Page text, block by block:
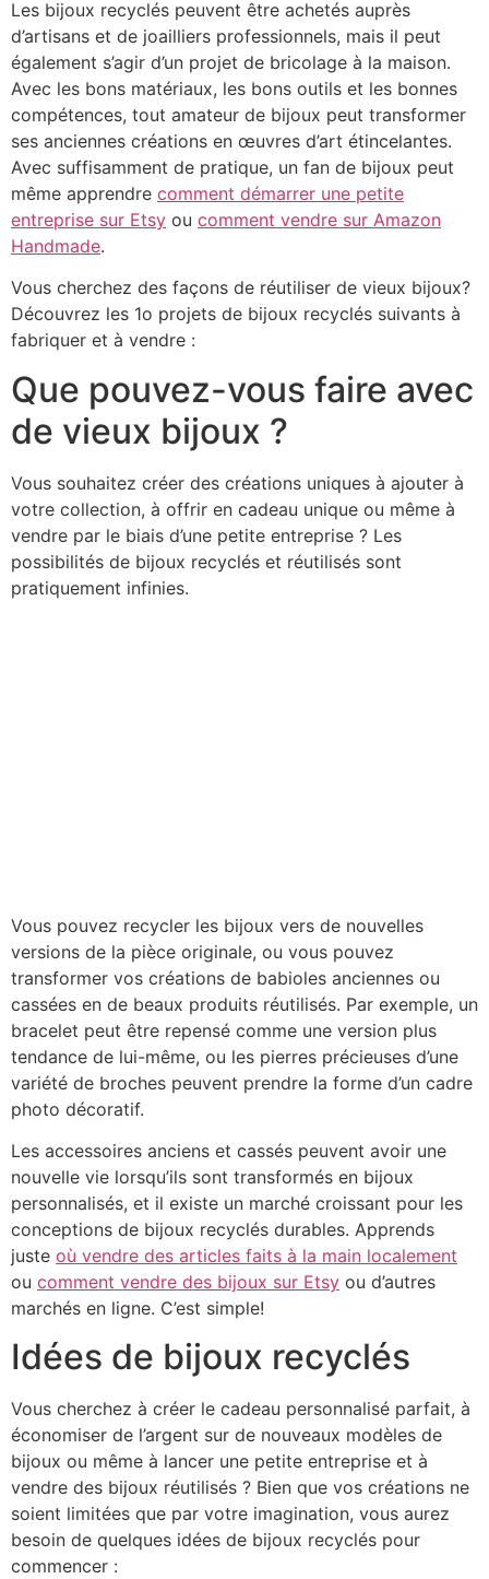
Les bijoux recyclés peuvent être achetés auprès
d’artisans et de joailliers professionnels, mais il peut
également s’agir d’un projet de bricolage à la maison.
Avec les bons matériaux, les bons outils et les bonnes
compétences, tout amateur de bijoux peut transformer
ses anciennes créations en œuvres d’art étincelantes.
Avec suffisamment de pratique, un fan de bijoux peut
même apprendre comment démarrer une petite
entreprise sur Etsy ou comment vendre sur Amazon
Handmade.
Vous cherchez des façons de réutiliser de vieux bijoux?
Découvrez les 1o projets de bijoux recyclés suivants à
fabriquer et à vendre :
Que pouvez-vous faire avec
de vieux bijoux ?
Vous souhaitez créer des créations uniques à ajouter à
votre collection, à offrir en cadeau unique ou même à
vendre par le biais d’une petite entreprise ? Les
possibilités de bijoux recyclés et réutilisés sont
pratiquement infinies.
Vous pouvez recycler les bijoux vers de nouvelles
versions de la pièce originale, ou vous pouvez
transformer vos créations de babioles anciennes ou
cassées en de beaux produits réutilisés. Par exemple, un
bracelet peut être repensé comme une version plus
tendance de lui-même, ou les pierres précieuses d’une
variété de broches peuvent prendre la forme d’un cadre
photo décoratif.
Les accessoires anciens et cassés peuvent avoir une
nouvelle vie lorsqu’ils sont transformés en bijoux
personnalisés, et il existe un marché croissant pour les
conceptions de bijoux recyclés durables. Apprends
juste où vendre des articles faits à la main localement
ou comment vendre des bijoux sur Etsy ou d’autres
marchés en ligne. C’est simple!
Idées de bijoux recyclés
Vous cherchez à créer le cadeau personnalisé parfait, à
économiser de l’argent sur de nouveaux modèles de
bijoux ou même à lancer une petite entreprise et à
vendre des bijoux réutilisés ? Bien que vos créations ne
soient limitées que par votre imagination, vous aurez
besoin de quelques idées de bijoux recyclés pour
commencer :